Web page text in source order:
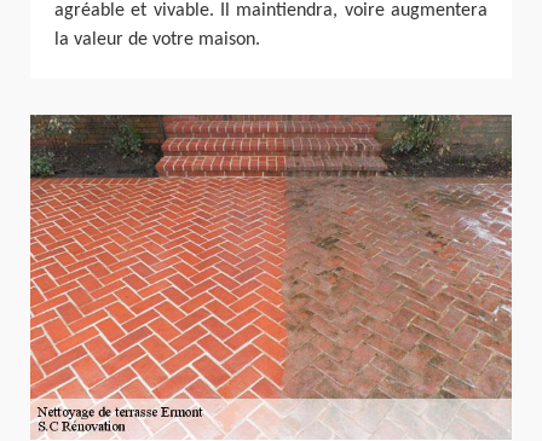
agréable et vivable. Il maintiendra, voire augmentera
la valeur de votre maison.